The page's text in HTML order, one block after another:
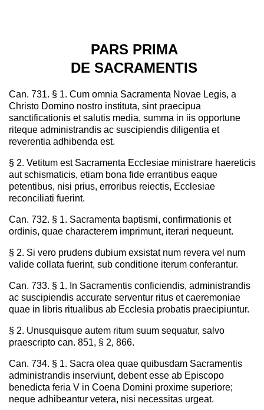
PARS PRIMA
DE SACRAMENTIS
Can. 731. § 1. Cum omnia Sacramenta Novae Legis, a
Christo Domino nostro instituta, sint praecipua
sanctificationis et salutis media, summa in iis opportune
riteque administrandis ac suscipiendis diligentia et
reverentia adhibenda est.
§ 2. Vetitum est Sacramenta Ecclesiae ministrare haereticis
aut schismaticis, etiam bona fide errantibus eaque
petentibus, nisi prius, erroribus reiectis, Ecclesiae
reconciliati fuerint.
Can. 732. § 1. Sacramenta baptismi, confirmationis et
ordinis, quae characterem imprimunt, iterari nequeunt.
§ 2. Si vero prudens dubium exsistat num revera vel num
valide collata fuerint, sub conditione iterum conferantur.
Can. 733. § 1. In Sacramentis conficiendis, administrandis
ac suscipiendis accurate serventur ritus et caeremoniae
quae in libris ritualibus ab Ecclesia probatis praecipiuntur.
§ 2. Unusquisque autem ritum suum sequatur, salvo
praescripto can. 851, § 2, 866.
Can. 734. § 1. Sacra olea quae quibusdam Sacramentis
administrandis inserviunt, debent esse ab Episcopo
benedicta feria V in Coena Domini proxime superiore;
neque adhibeantur vetera, nisi necessitas urgeat.